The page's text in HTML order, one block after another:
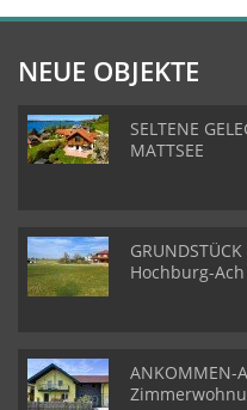
NEUE OBJEKTE
SELTENE
MATTSEE
Hochburg-
ANKOMMEN-